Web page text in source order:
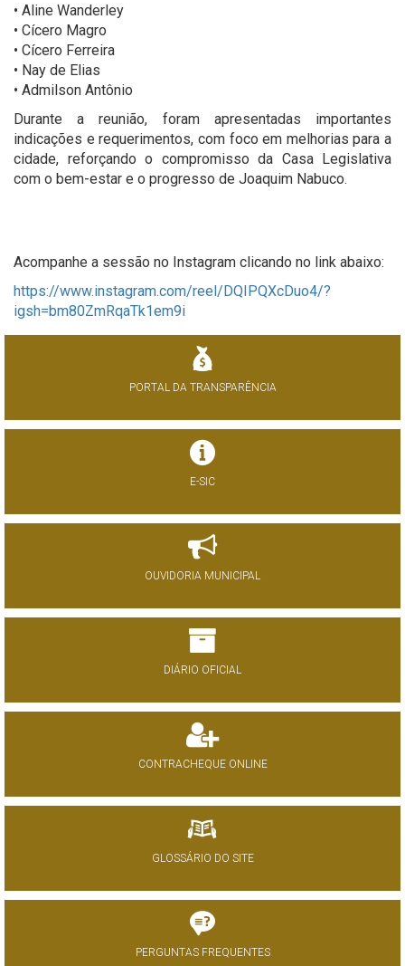
• Aline Wanderley
• Cícero Magro
• Cícero Ferreira
• Nay de Elias
• Admilson Antônio
Durante a reunião, foram apresentadas importantes
indicações e requerimentos, com foco em melhorias para a
cidade, reforçando o compromisso da Casa Legislativa
com o bem-estar e o progresso de Joaquim Nabuco.
Acompanhe a sessão no Instagram clicando no link abaixo:
https://www.instagram.com/reel/DQIPQXcDuo4/?
igsh=bm80ZmRqaTk1em9i
PORTAL DA TRANSPARÊNCIA
E-SIC
OUVIDORIA MUNICIPAL
DIÁRIO OFICIAL
CONTRACHEQUE ONLINE
GLOSSÁRIO DO SITE
PERGUNTAS FREQUENTES